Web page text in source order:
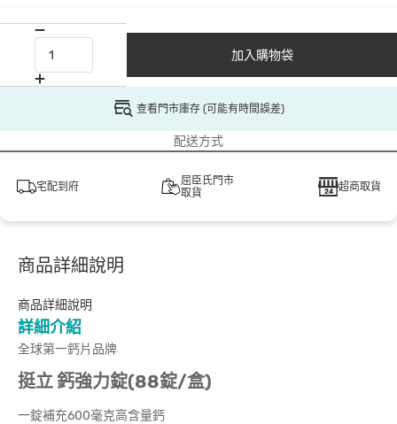
加入購物袋
查看門市庫存 (可能有時間誤差)
配送方式
宅配到府
屈臣氏門市
取貨
超商取貨
商品詳細說明
商品詳細說明
詳細介紹
全球第一鈣片品牌
挺立 鈣強力錠(88錠/盒)
一錠補充600毫克高含量鈣